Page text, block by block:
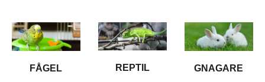
FÅGEL REPTIL GNAGARE